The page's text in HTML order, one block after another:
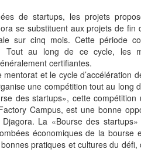
de startups, les projets
se substituent aux projets de fin
sur cinq mois. Cette période
Tout au long de ce cycle, les
certifiantes.
et le cycle d’accélération
une compétition tout au long
des startups», cette
Campus, est une bonne
Djagora. La «Bourse des
économiques de la bourse
pratiques et cultures du